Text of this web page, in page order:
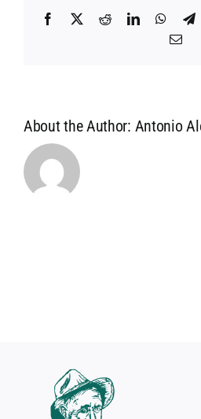
Facebook
X RedditLinkedIn
About the Author: Antonio